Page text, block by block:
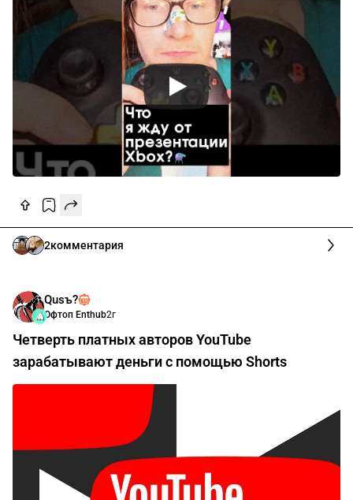
2комментария
Qusъ?️
Офтоп Enthub2г
Четверть платных авторов YouTube
зарабатывают деньги с помощью Shorts